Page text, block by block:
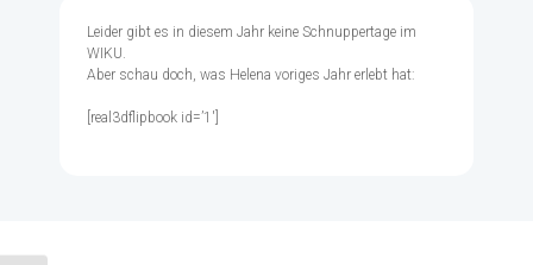
Leider gibt es in diesem Jahr keine Schnuppertage im
WIKU.
Aber schau doch, was Helena voriges Jahr erlebt hat:
[real3dflipbook id=’1′]